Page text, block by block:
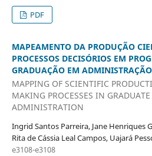
PDF
MAPEAMENTO DA PRODUÇÃO
PROCESSOS DECISÓRIOS EM
GRADUAÇÃO EM ADMINISTRAÇÃO
MAPPING OF SCIENTIFIC
MAKING PROCESSES IN
ADMINISTRATION
Ingrid Santos Parreira, Jane Henriques
Rita de Cássia Leal Campos, Uajará
e3108-e3108